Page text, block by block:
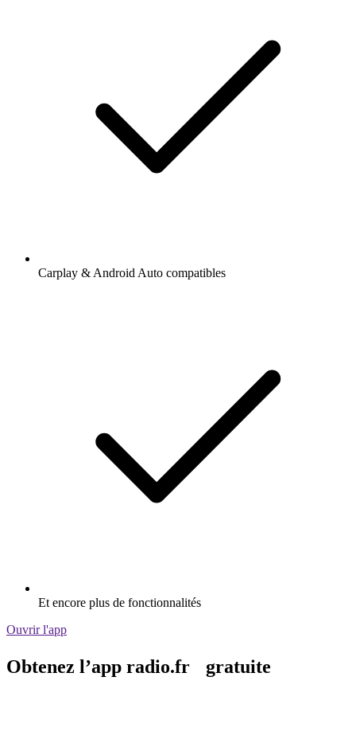
Carplay & Android Auto compatibles
Et encore plus de fonctionnalités
Ouvrir l'app
Obtenez l’app radio.fr gratuite